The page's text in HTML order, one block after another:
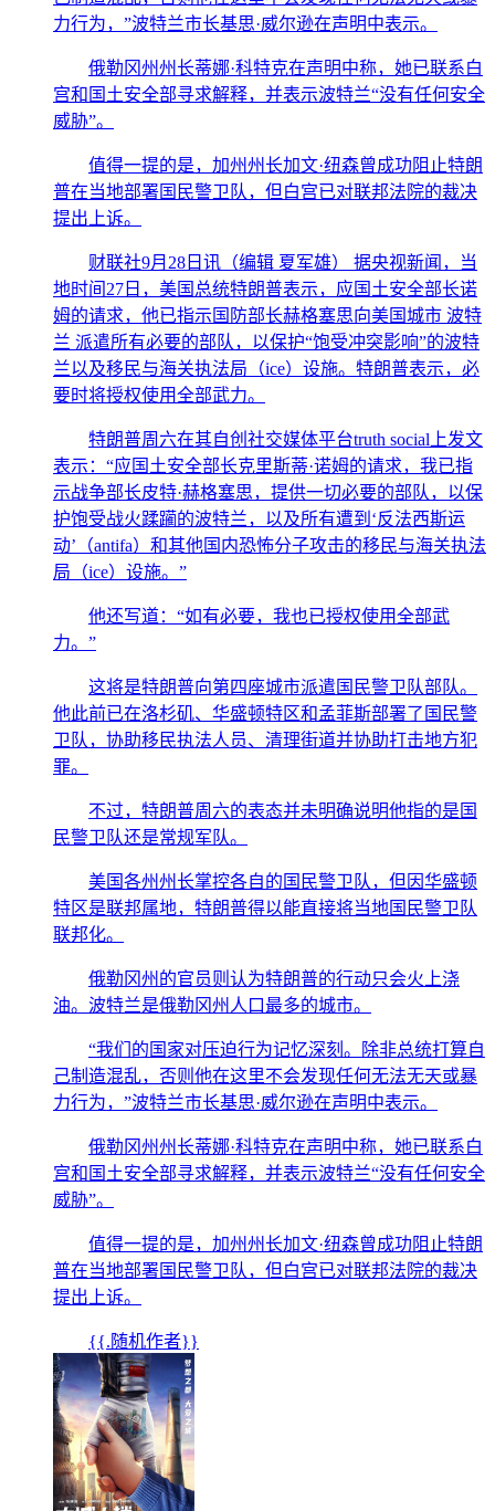
力行为，”波特兰市长基思·威尔逊在声明中表示。
俄勒冈州州长蒂娜·科特克在声明中称，她已联系白
宫和国土安全部寻求解释，并表示波特兰“没有任何安全
威胁”。
值得一提的是，加州州长加文·纽森曾成功阻止特朗
普在当地部署国民警卫队，但白宫已对联邦法院的裁决
提出上诉。
财联社9月28日讯（编辑 夏军雄） 据央视新闻，当
地时间27日，美国总统特朗普表示，应国土安全部长诺
姆的请求，他已指示国防部长赫格塞思向美国城市 波特
兰 派遣所有必要的部队，以保护“饱受冲突影响”的波特
兰以及移民与海关执法局（ice）设施。特朗普表示，必
要时将授权使用全部武力。
特朗普周六在其自创社交媒体平台truth social上发文
表示：“应国土安全部长克里斯蒂·诺姆的请求，我已指
示战争部长皮特·赫格塞思，提供一切必要的部队，以保
护饱受战火蹂躏的波特兰，以及所有遭到‘反法西斯运
动’（antifa）和其他国内恐怖分子攻击的移民与海关执法
局（ice）设施。”
他还写道：“如有必要，我也已授权使用全部武
力。”
这将是特朗普向第四座城市派遣国民警卫队部队。
他此前已在洛杉矶、华盛顿特区和孟菲斯部署了国民警
卫队，协助移民执法人员、清理街道并协助打击地方犯
罪。
不过，特朗普周六的表态并未明确说明他指的是国
民警卫队还是常规军队。
美国各州州长掌控各自的国民警卫队，但因华盛顿
特区是联邦属地，特朗普得以能直接将当地国民警卫队
联邦化。
俄勒冈州的官员则认为特朗普的行动只会火上浇
油。波特兰是俄勒冈州人口最多的城市。
“我们的国家对压迫行为记忆深刻。除非总统打算自
己制造混乱，否则他在这里不会发现任何无法无天或暴
力行为，”波特兰市长基思·威尔逊在声明中表示。
俄勒冈州州长蒂娜·科特克在声明中称，她已联系白
宫和国土安全部寻求解释，并表示波特兰“没有任何安全
威胁”。
值得一提的是，加州州长加文·纽森曾成功阻止特朗
普在当地部署国民警卫队，但白宫已对联邦法院的裁决
提出上诉。
{{.随机作者}}